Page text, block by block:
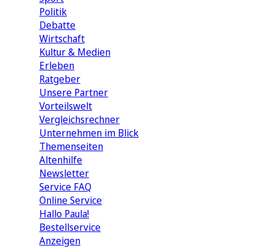
Politik
Debatte
Wirtschaft
Kultur & Medien
Erleben
Ratgeber
Unsere Partner
Vorteilswelt
Vergleichsrechner
Unternehmen im Blick
Themenseiten
Altenhilfe
Newsletter
Service FAQ
Online Service
Hallo Paula!
Bestellservice
Anzeigen